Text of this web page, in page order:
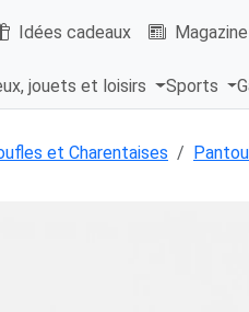
Idées cadeaux Magazine
jouets et loisirs Sports
et Charentaises